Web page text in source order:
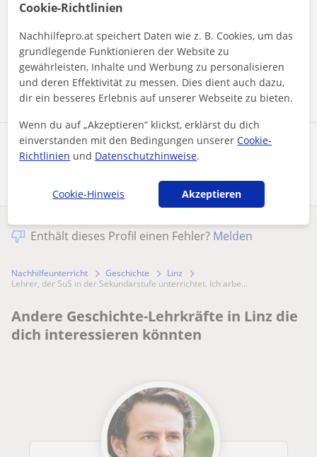
Profil teilen
unseremImpressumund unsererDatenschutzerklärungzu
Nachricht senden
Enthält dieses Profil einen Fehler? Melden
Nachhilfeunterricht Geschichte
Linz
Lehrer, der SuS in der Sekundarstufe unterrichtet. Ich arbe...
Andere Geschichte-Lehrkräfte in Linz die
dich interessieren könnten
Cookie-Richtlinien
Nachhilfepro.at speichert Daten wie z. B. Cookies, um das
grundlegende Funktionieren der Website zu
gewährleisten, Inhalte und Werbung zu personalisieren
und deren Effektivität zu messen. Dies dient auch dazu,
dir ein besseres Erlebnis auf unserer Webseite zu bieten.
Wenn du auf „Akzeptieren” klickst, erklärst du dich
einverstanden mit den Bedingungen unsererCookie-
Richtlinien und Datenschutzhinweise.
Cookie-Hinweis Akzeptieren